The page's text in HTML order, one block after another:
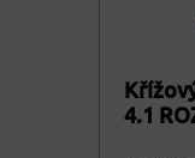
4.1